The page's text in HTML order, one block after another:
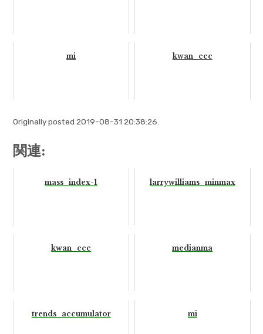
mi kwan_ccc
Originally posted 2019-08-31 20:38:26.
関連:
mass_index-1 larrywilliams_minmax
kwan_ccc medianma
trends_accumulator mi